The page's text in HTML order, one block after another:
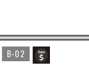
B-02